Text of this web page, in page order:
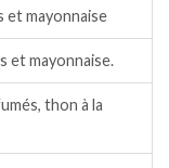
et mayonnaise
et mayonnaise.
thon à la